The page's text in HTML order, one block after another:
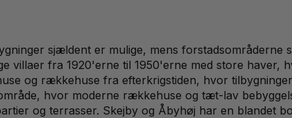
sjældent er mulige, mens forstadsområderne
villaer fra 1920'erne til 1950'erne med store haver,
og rækkehuse fra efterkrigstiden, hvor
hvor moderne rækkehuse og tæt-lav
og terrasser. Skejby og Åbyhøj har en blandet